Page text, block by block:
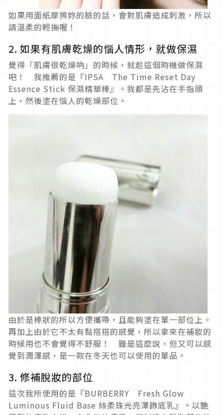
如果用面紙摩擦妳的臉的話，會對肌膚造成刺激，所以
請溫柔的輕撫喔！
2. 如果有肌膚乾燥的惱人情形，就做保濕
覺得「肌膚很乾燥吶」的時候，就趁這個時機做保濕
吧！ 我推薦的是『IPSA The Time Reset Day
Essence Stick 保濕精華棒』。我都是先沾在手指頭
上，然後塗在惱人的乾燥部位。
由於是棒狀的所以方便攜帶，且能夠塗在單一部位上。
再加上由於它不太有黏搭搭的感覺，所以拿來在補妝的
時候用也不會覺得不舒服！ 雖是這麼說，但又可以感
覺到潤澤感，是一款在冬天也可以使用的單品。
3. 修補脫妝的部位
這次我所使用的是『BURBERRY Fresh Glow
Luminous Fluid Base 絲柔珠光亮澤飾底乳』。以艷